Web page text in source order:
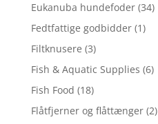
Eukanuba hundefoder (34)
Fedtfattige godbidder (1)
Filtknusere (3)
Fish & Aquatic Supplies (6)
Fish Food (18)
Flåtfjerner og flåttænger (2)